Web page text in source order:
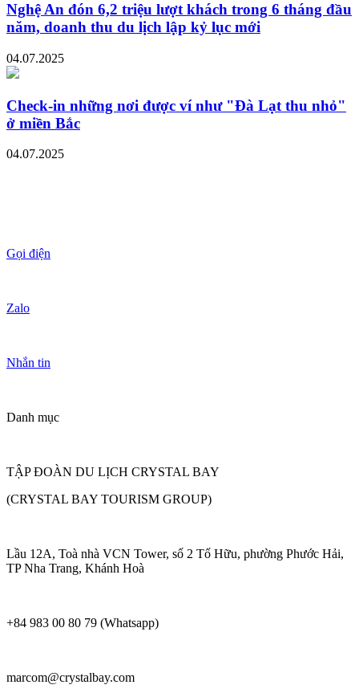
Nghệ An đón 6,2 triệu lượt khách trong 6 tháng đầu
năm, doanh thu du lịch lập kỷ lục mới
04.07.2025
Check-in những nơi được ví như "Đà Lạt thu nhỏ"
ở miền Bắc
04.07.2025
Gọi điện
Zalo
Nhắn tin
Danh mục
TẬP ĐOÀN DU LỊCH CRYSTAL BAY
(CRYSTAL BAY TOURISM GROUP)
Lầu 12A, Toà nhà VCN Tower, số 2 Tố Hữu, phường Phước Hải,
TP Nha Trang, Khánh Hoà
+84 983 00 80 79 (Whatsapp)
marcom@crystalbay.com